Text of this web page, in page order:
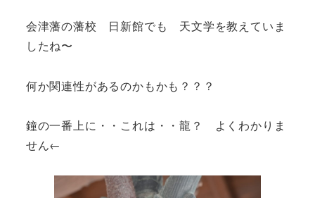
会津藩の藩校 日新館でも 天文学を教えていま
したね〜
何か関連性があるのかもかも？？？
鐘の一番上に・・これは・・龍？ よくわかりま
せん←